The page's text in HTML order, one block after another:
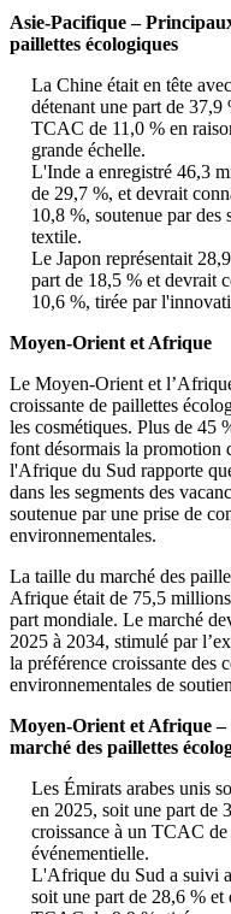
Asie-Pacifique –
paillettes écologiques
La Chine était en tête
détenant une part de 37,9
TCAC de 11,0 % en
grande échelle.
L'Inde a enregistré 46,3
de 29,7 %, et devrait
10,8 %, soutenue par des
textile.
Le Japon représentait
part de 18,5 % et devrait
10,6 %, tirée par
Moyen-Orient et Afrique
Le Moyen-Orient et
croissante de paillettes
les cosmétiques. Plus de 45
font désormais la promotion
l'Afrique du Sud rapporte
dans les segments des
soutenue par une prise de
environnementales.
La taille du marché des
Afrique était de 75,5
part mondiale. Le marché
2025 à 2034, stimulé par
la préférence croissante des
environnementales de
Moyen-Orient et Afrique
marché des paillettes
Les Émirats arabes unis
en 2025, soit une part de
croissance à un TCAC
événementielle.
L'Afrique du Sud a suivi
soit une part de 28,6 % et